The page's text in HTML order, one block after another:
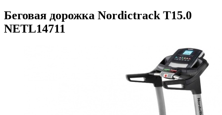
Беговая дорожка Nordictrack T15.0
NETL14711